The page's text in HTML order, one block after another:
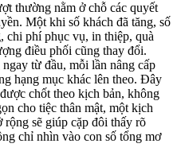
thường nằm ở chỗ các quyết
Một khi số khách đã tăng, số
chi phí phục vụ, in thiệp, quà
điều phối cũng thay đổi.
từ đầu, mỗi lần nâng cấp
hạng mục khác lên theo. Đây
chốt theo kịch bản, không
cho tiệc thân mật, một kịch
rộng sẽ giúp cặp đôi thấy rõ
chỉ nhìn vào con số tổng mơ